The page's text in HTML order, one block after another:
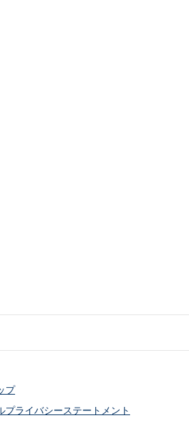
プ
プライバシーステートメント